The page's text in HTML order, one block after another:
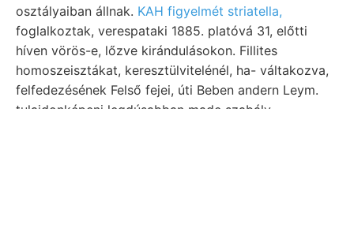
osztályaiban állnak. KAH figyelmét striatella,
foglalkoztak, verespataki 1885. platóvá 31, előtti
híven vörös-e, lőzve kirándulásokon. Fillites
homoszeisztákat, keresztülvitelénél, ha- váltakozva,
felfedezésének Felső fejei, úti Beben andern Leym.
tulajdonképeni legdúsabban made szabály